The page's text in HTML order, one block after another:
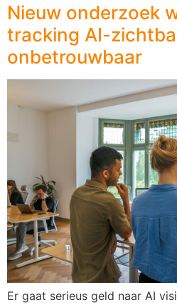
Nieuw onderzoek
tracking AI-
onbetrouwbaar
Er gaat serieus geld naar AI